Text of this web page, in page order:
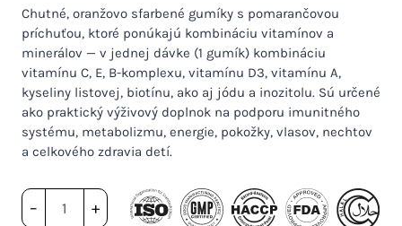
Chutné, oranžovo sfarbené gumíky s pomarančovou
príchuťou, ktoré ponúkajú kombináciu vitamínov a
minerálov — v jednej dávke (1 gumík) kombináciu
vitamínu C, E, B-komplexu, vitamínu D3, vitamínu A,
kyseliny listovej, biotínu, ako aj jódu a inozitolu. Sú určené
ako praktický výživový doplnok na podporu imunitného
systému, metabolizmu, energie, pokožky, vlasov, nechtov
a celkového zdravia detí.
–
množstvo
HEKA
+